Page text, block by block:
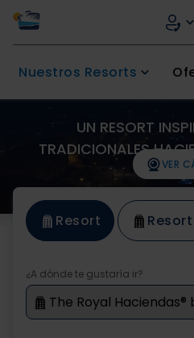
Nuestros Resorts
UN RESORT
TRADICIONALES
VER
Resort Resort
¿A dónde te gustaría ir?